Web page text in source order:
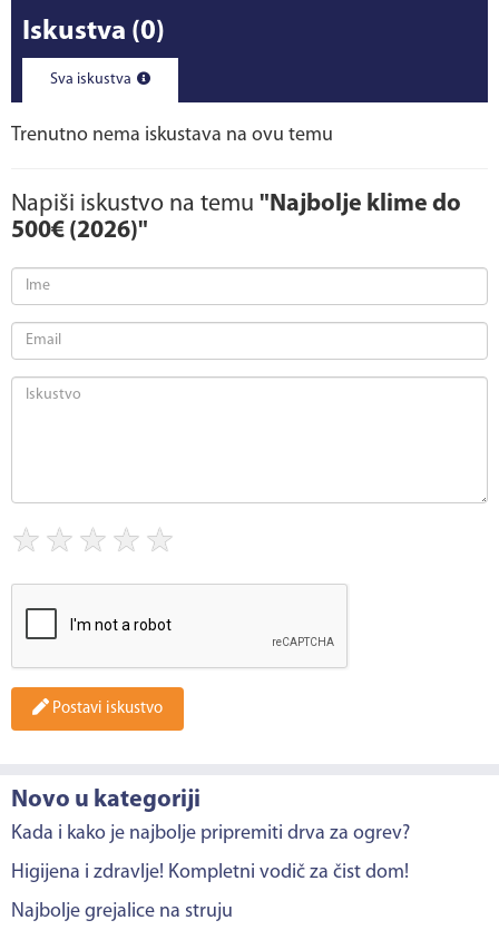
Iskustva (0)
Sva iskustva
Trenutno nema iskustava na ovu temu
Napiši iskustvo na temu "Najbolje klime do
500€ (2026)"
★ ★ ★ ★ ★
Postavi iskustvo
Novo u kategoriji
Kada i kako je najbolje pripremiti drva za ogrev?
Higijena i zdravlje! Kompletni vodič za čist dom!
Najbolje grejalice na struju